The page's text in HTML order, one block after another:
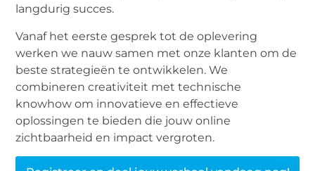
langdurig succes.
Vanaf het eerste gesprek tot de oplevering
werken we nauw samen met onze klanten om de
beste strategieën te ontwikkelen. We
combineren creativiteit met technische
knowhow om innovatieve en effectieve
oplossingen te bieden die jouw online
zichtbaarheid en impact vergroten.